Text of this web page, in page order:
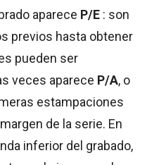
aparece P/E : son
previos hasta obtener
pueden ser
veces aparece P/A, o
estampaciones
de la serie. En
inferior del grabado,